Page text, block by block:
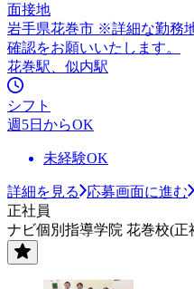
面接地
岩手県花巻市 ※詳細な勤務
確認をお願いいたします。
花巻駅、似内駅
シフト
週5日からOK
未経験OK
詳細を見る
応募画面に進む
正社員
ナビ個別指導学院 花巻校(正